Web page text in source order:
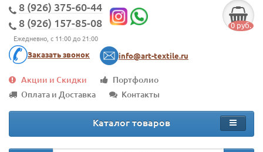
8 (926) 375-60-44
8 (926) 157-85-08
Ежедневно, с 11:00 до 21:00
Заказать звонок info@art-textile.ru
0 руб.
Акции и Скидки
Портфолио
Оплата и Доставка
Контакты
Каталог товаров